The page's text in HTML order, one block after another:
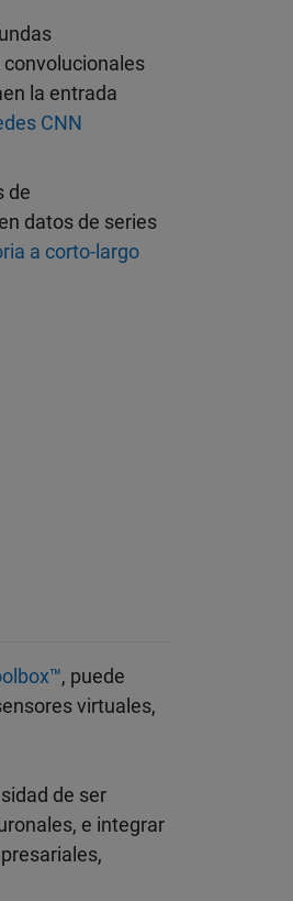
la entrada
CNN
de
datos de series
a corto-largo
, puede
virtuales,
de ser
e integrar